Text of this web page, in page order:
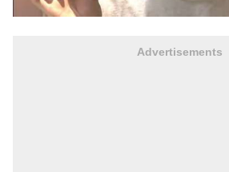
Advertisements